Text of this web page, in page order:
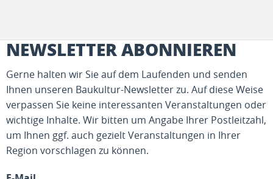
NEWSLETTER ABONNIEREN
Gerne halten wir Sie auf dem Laufenden und senden
Ihnen unseren Baukultur-Newsletter zu. Auf diese Weise
verpassen Sie keine interessanten Veranstaltungen oder
wichtige Inhalte. Wir bitten um Angabe Ihrer Postleitzahl,
um Ihnen ggf. auch gezielt Veranstaltungen in Ihrer
Region vorschlagen zu können.